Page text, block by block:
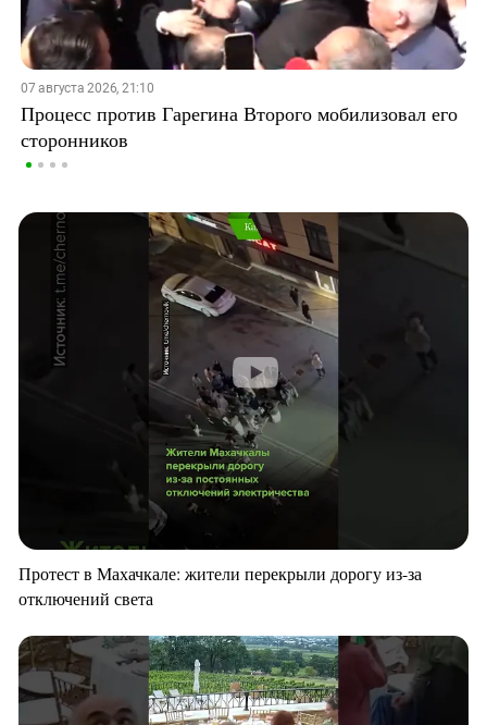
07 августа 2026, 21:10
Процесс против Гарегина Второго мобилизовал его
сторонников
Протест в Махачкале: жители перекрыли дорогу из-за
отключений света